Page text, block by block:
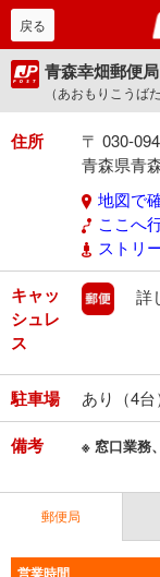
戻る
青森幸畑郵便局
（あおもりこうば
住所
〒 030-
青森県青
地図で
ここへ
ストリ
キャッ
シュレ
ス
郵便
詳
駐車場 あり（4台
備考 ※ 窓口業務
郵便局
営業時間